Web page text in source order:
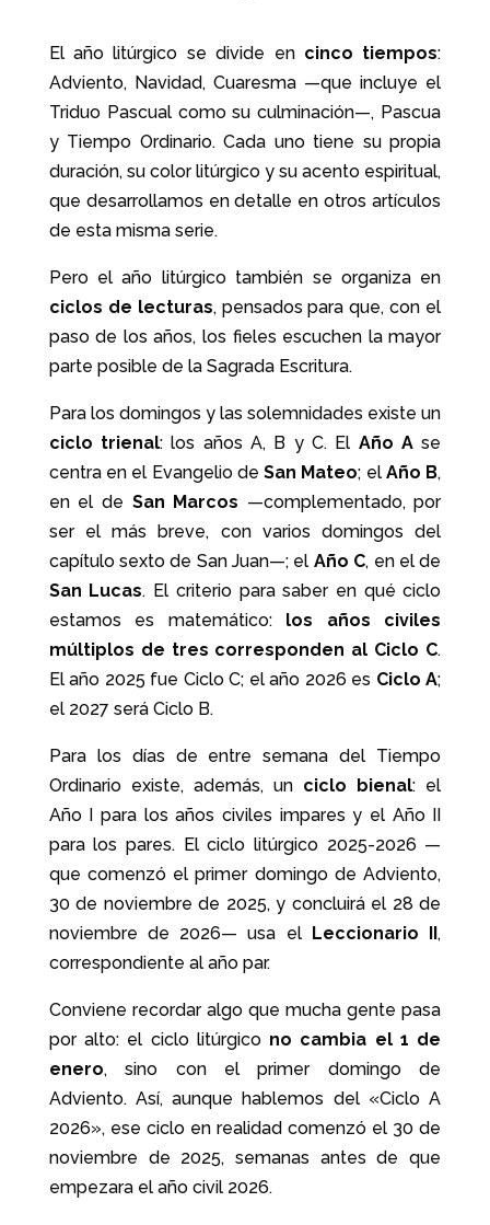
El año litúrgico se divide en cinco tiempos:
Adviento, Navidad, Cuaresma —que incluye el
Triduo Pascual como su culminación—, Pascua
y Tiempo Ordinario. Cada uno tiene su propia
duración, su color litúrgico y su acento espiritual,
que desarrollamos en detalle en otros artículos
de esta misma serie.
Pero el año litúrgico también se organiza en
ciclos de lecturas, pensados para que, con el
paso de los años, los fieles escuchen la mayor
parte posible de la Sagrada Escritura.
Para los domingos y las solemnidades existe un
ciclo trienal: los años A, B y C. El Año Ase
centra en el Evangelio deSan Mateo; el Año B,
en el de San Marcos —complementado, por
ser el más breve, con varios domingos del
capítulo sexto de San Juan—; el Año C, en el de
San Lucas. El criterio para saber en qué ciclo
estamos es matemático: los años civiles
múltiplos de tres corresponden al Ciclo C.
El año 2025 fue Ciclo C; el año 2026 es Ciclo A;
el 2027 será Ciclo B.
Para los días de entre semana del Tiempo
Ordinario existe, además, un ciclo bienal: el
Año I para los años civiles impares y el Año II
para los pares. El ciclo litúrgico 2025-2026 —
que comenzó el primer domingo de Adviento,
30 de noviembre de 2025, y concluirá el 28 de
noviembre de 2026— usa el Leccionario II,
correspondiente al año par.
Conviene recordar algo que mucha gente pasa
por alto: el ciclo litúrgico no cambia el 1 de
enero, sino con el primer domingo de
Adviento. Así, aunque hablemos del «Ciclo A
2026», ese ciclo en realidad comenzó el 30 de
noviembre de 2025, semanas antes de que
empezara el año civil 2026.